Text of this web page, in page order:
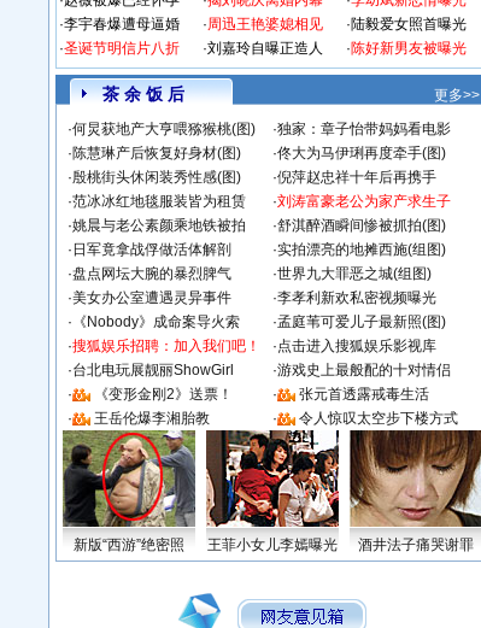
·李宇春爆遭母逼婚
·圣诞节明信片八折
·周迅王艳婆媳相见
·刘嘉玲自曝正造人
·陆毅爱女照首曝光
·陈好新男友被曝光
茶 余 饭 后
更多>>
·何炅获地产大亨喂猕猴桃(图) ·独家：章子怡带妈妈看电影
·陈慧琳产后恢复好身材(图) ·佟大为马伊琍再度牵手(图)
·殷桃街头休闲装秀性感(图) ·倪萍赵忠祥十年后再携手
·范冰冰红地毯服装皆为租赁 ·刘涛富豪老公为家产求生子
·姚晨与老公素颜乘地铁被拍 ·舒淇醉酒瞬间惨被抓拍(图)
· 日军竟拿战俘做活体解剖 ·实拍漂亮的地摊西施(组图)
·盘点网坛大腕的暴烈脾气 ·世界九大罪恶之城(组图)
·美女办公室遭遇灵异事件 ·李孝利新欢私密视频曝光
· 《Nobody》成命案导火索 ·孟庭苇可爱儿子最新照(图)
·搜狐娱乐招聘：加入我们吧！ ·点击进入搜狐娱乐影视库
·台北电玩展靓丽ShowGirl ·游戏史上最般配的十对情侣
·
《变形金刚2》送票！ ·
张元首透露戒毒生活
·
王岳伦爆李湘胎教 · 令人惊叹太空步下楼方式
新版“西游”绝密照 王菲小女儿李嫣曝光 酒井法子痛哭谢罪